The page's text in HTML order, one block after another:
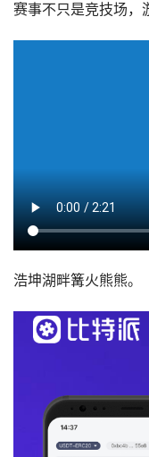
赛事不只是竞技场，
浩坤湖畔篝火熊熊。